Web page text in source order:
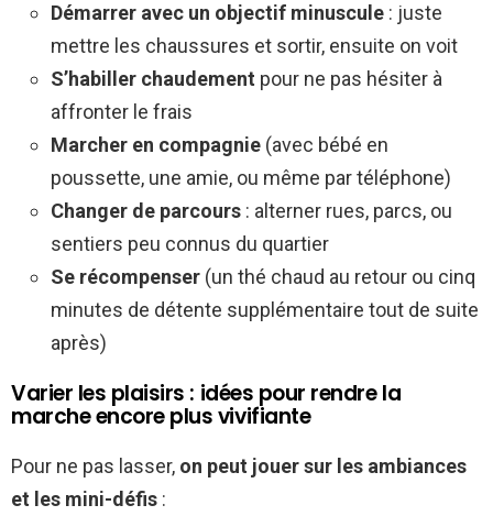
Démarrer avec un objectif minuscule : juste
mettre les chaussures et sortir, ensuite on voit
S’habiller chaudement pour ne pas hésiter à
affronter le frais
Marcher en compagnie (avec bébé en
poussette, une amie, ou même par téléphone)
Changer de parcours : alterner rues, parcs, ou
sentiers peu connus du quartier
Se récompenser (un thé chaud au retour ou cinq
minutes de détente supplémentaire tout de suite
après)
Varier les plaisirs : idées pour rendre la
marche encore plus vivifiante
Pour ne pas lasser, on peut jouer sur les ambiances
et les mini-défis :